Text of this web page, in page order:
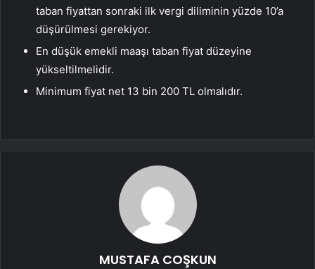
taban fiyattan sonraki ilk vergi diliminin yüzde 10’a
düşürülmesi gerekiyor.
En düşük emekli maaşı taban fiyat düzeyine
yükseltilmelidir.
Minimum fiyat net 13 bin 200 TL olmalıdır.
MUSTAFA COŞKUN